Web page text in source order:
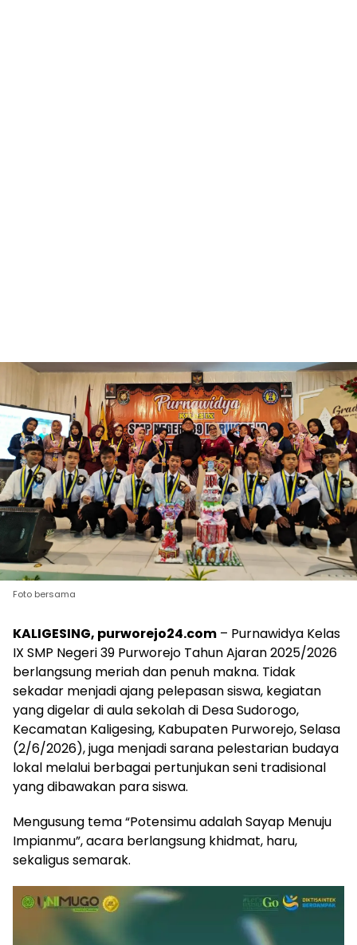
Foto bersama
KALIGESING, purworejo24.com – Purnawidya Kelas
IX SMP Negeri 39 Purworejo Tahun Ajaran 2025/2026
berlangsung meriah dan penuh makna. Tidak
sekadar menjadi ajang pelepasan siswa, kegiatan
yang digelar di aula sekolah di Desa Sudorogo,
Kecamatan Kaligesing, Kabupaten Purworejo, Selasa
(2/6/2026), juga menjadi sarana pelestarian budaya
lokal melalui berbagai pertunjukan seni tradisional
yang dibawakan para siswa.
Mengusung tema “Potensimu adalah Sayap Menuju
Impianmu”, acara berlangsung khidmat, haru,
sekaligus semarak.